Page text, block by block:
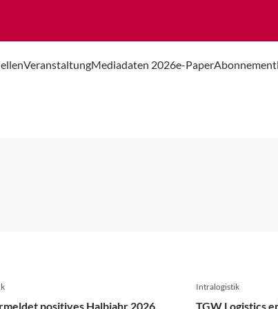
VeranstaltungMediadaten 2026e-PaperAbonnement
positives Halbjahr 2026
Intralogistik
TGW Logistics